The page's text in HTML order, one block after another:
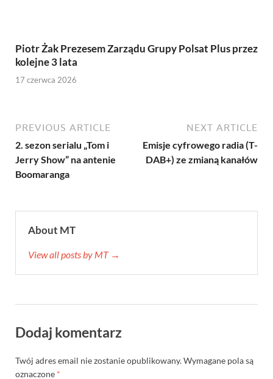
Piotr Żak Prezesem Zarządu Grupy Polsat Plus przez
kolejne 3 lata
17 czerwca 2026
PREVIOUS ARTICLE
2. sezon serialu „Tom i
Jerry Show” na antenie
Boomaranga
NEXT ARTICLE
Emisje cyfrowego radia (T-
DAB+) ze zmianą kanałów
About MT
View all posts by MT →
Dodaj komentarz
Twój adres email nie zostanie opublikowany.Wymagane pola są
oznaczone *